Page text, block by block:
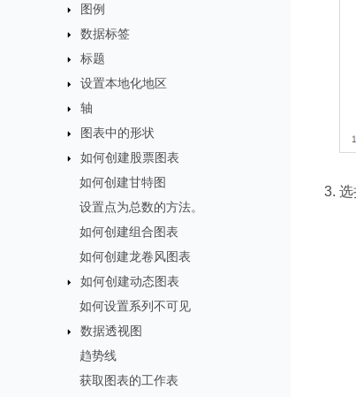
图例
数据标签
标题
设置本地化地区
轴
图表中的形状
如何创建股票图表
如何创建甘特图
设置点为总数的方法。
如何创建组合图表
如何创建龙卷风图表
如何创建动态图表
如何设置系列不可见
数据透视图
趋势线
获取图表的工作表
选